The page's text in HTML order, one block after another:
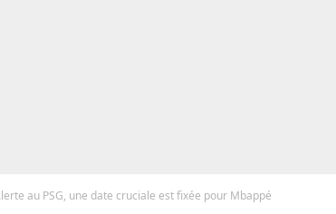
au PSG, une date cruciale est fixée pour Mbappé